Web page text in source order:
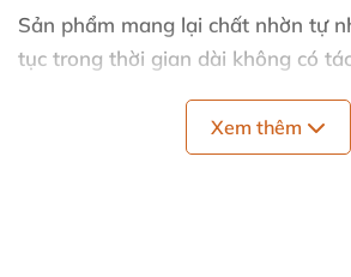
Sản phẩm mang lại chất nhờn tự
tục trong thời gian dài không có
Xem thêm